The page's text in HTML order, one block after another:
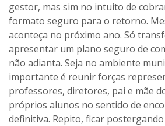
gestor, mas sim no intuito de
formato seguro para o retorno.
aconteça no próximo ano. Só
apresentar um plano seguro de
não adianta. Seja no ambiente
importante é reunir forças
professores, diretores, pai e mãe
próprios alunos no sentido de
definitiva. Repito, ficar